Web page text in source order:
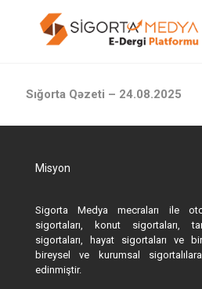
Sığorta Qəzeti – 24.08.2025
Misyon
Sigorta Medya mecraları ile
sigortaları, konut sigortaları,
sigortaları, hayat sigortaları ve
bireysel ve kurumsal
edinmiştir.